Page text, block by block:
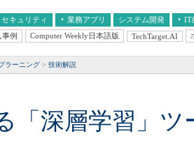
セキュリティ 業務アプリ システム開発 IT
経営とIT
中堅・中小企業とIT
医療IT
事例 Computer Weekly日本語版 TechTarget.AI
ラーニング 技術解説
「深層学習」ツ